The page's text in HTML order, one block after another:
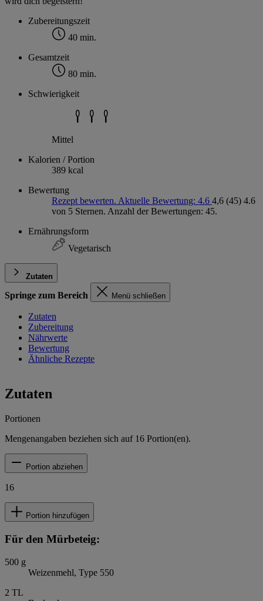
Zubereitungszeit
40 min.
Gesamtzeit
80 min.
Schwierigkeit
Mittel
Kalorien / Portion
389 kcal
Bewertung
Rezept bewerten. Aktuelle Bewertung: 4.6 4,6 (45) 4.6
von 5 Sternen. Anzahl der Bewertungen: 45.
Ernährungsform
Vegetarisch
Zutaten
Springe zum Bereich Menü schließen
Zutaten
Zubereitung
Nährwerte
Bewertung
Ähnliche Rezepte
Zutaten
Portionen
Mengenangaben beziehen sich auf 16 Portion(en).
Portion abziehen
16
Portion hinzufügen
Für den Mürbeteig:
500 g
Weizenmehl, Type 550
2 TL